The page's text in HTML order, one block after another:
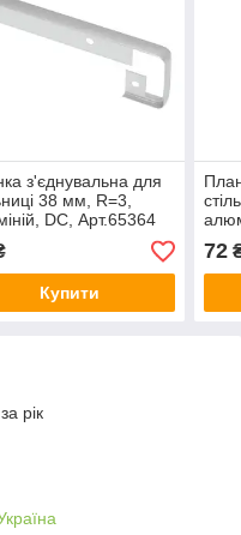
з'єднувальна для
38 мм, R=3,
DC, Арт.65364
Купити
72
рік